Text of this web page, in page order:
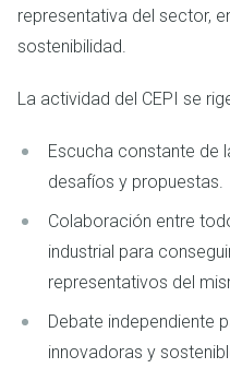
representativa del sector,
sostenibilidad.
La actividad del CEPI se
Escucha constante de
desafíos y propuestas.
Colaboración entre
industrial para
representativos del
Debate independiente
innovadoras y